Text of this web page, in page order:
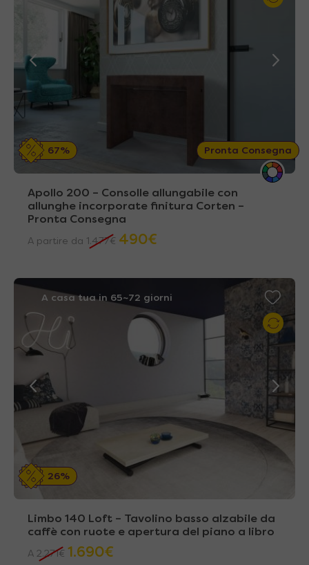
Pronta Consegna
67%
Apollo 200 – Consolle allungabile con
allunghe incorporate finitura Corten –
Pronta Consegna
A partire da 1.477 € 490€
A casa tua in 65~72 giorni
26%
Limbo 140 Loft – Tavolino basso alzabile da
caffè con ruote e apertura del piano a libro
A 2.271 € 1.690€